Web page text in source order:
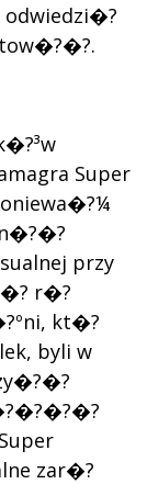
Super
przy
r�?
kt�?
byli w
zar�?